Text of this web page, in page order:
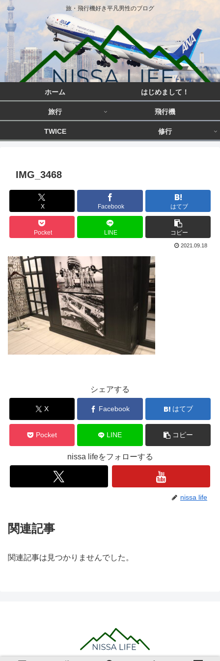
旅・飛行機好き平凡男性のブログ
ホーム はじめまして！
旅行 飛行機
TWICE 修行
IMG_3468
X Facebook はてブ
Pocket LINE コピー
2021.09.18
シェアする
X Facebook はてブ
Pocket LINE コピー
nissa lifeをフォローする
nissa life
関連記事
関連記事は見つかりませんでした。